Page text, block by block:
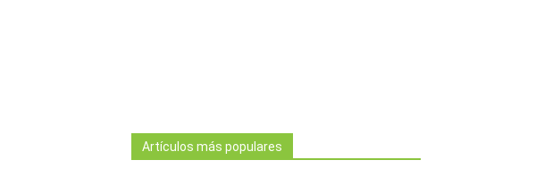
Artículos más populares